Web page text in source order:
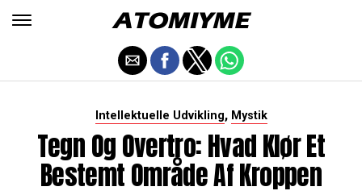
Intellektuelle Udvikling, Mystik
Tegn Og Overtro: Hvad Klør Et
Bestemt Område Af Kroppen